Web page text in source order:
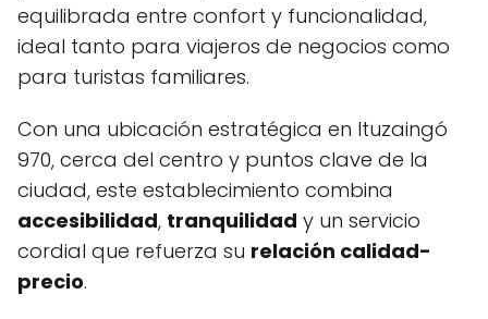
equilibrada entre confort y funcionalidad,
ideal tanto para viajeros de negocios como
para turistas familiares.
Con una ubicación estratégica en Ituzaingó
970, cerca del centro y puntos clave de la
ciudad, este establecimiento combina
accesibilidad, tranquilidad y un servicio
cordial que refuerza su relación calidad-
precio.